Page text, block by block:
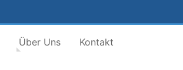
Über Uns Kontakt